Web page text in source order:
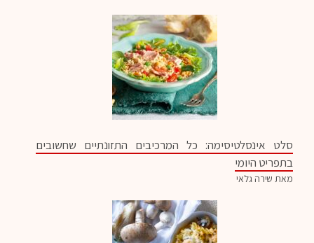
סלט אינסלטיסימה: כל המרכיבים התזונתיים שחשובים
בתפריט היומי
מאת שירה גלאי